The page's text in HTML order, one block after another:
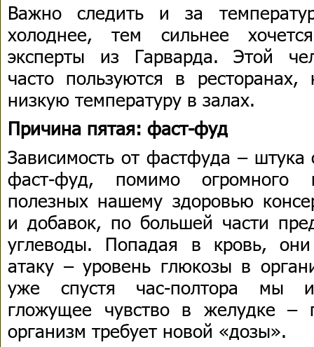
Важно следить и за
холоднее, тем сильнее
эксперты из Гарварда. Этой
часто пользуются в
низкую температуру в залах.
Причина пятая: фаст-фуд
Зависимость от фастфуда –
фаст-фуд, помимо огромного
полезных нашему здоровью
и добавок, по большей части
углеводы. Попадая в кровь,
атаку – уровень глюкозы в
уже спустя час-полтора мы
гложущее чувство в желудке –
организм требует новой «дозы».